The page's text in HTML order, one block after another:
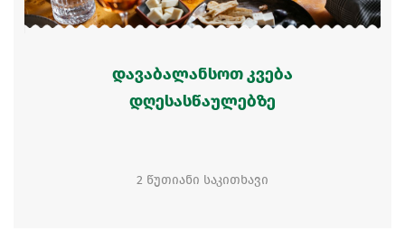
დავაბალანსოთ კვება
დღესასწაულებზე
2 წუთიანი საკითხავი